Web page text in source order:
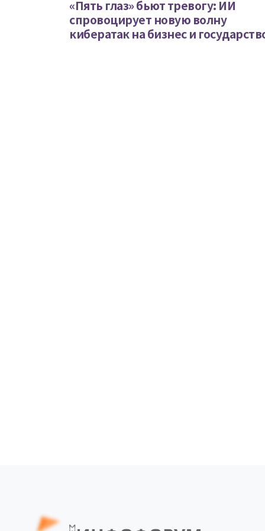
«Пять глаз» бьют тревогу: ИИ
спровоцирует новую волну
кибератак на бизнес и